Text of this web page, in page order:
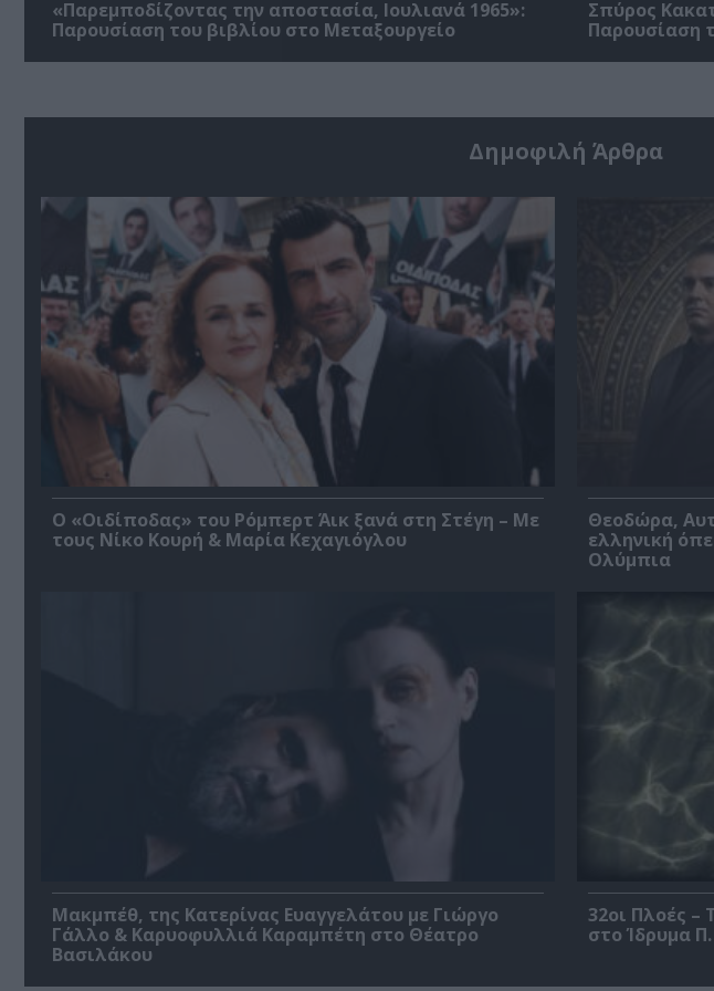
«Παρεμποδίζοντας την αποστασία, Ιουλιανά 1965»:
Παρουσίαση του βιβλίου στο Μεταξουργείο
Σπύρος
Παρουσίαση
Δημοφιλή Άρθρα
O «Οιδίποδας» του Ρόμπερτ Άικ ξανά στη Στέγη – Με
τους Νίκο Κουρή & Μαρία Κεχαγιόγλου
Θεοδώρα,
ελληνική
Ολύμπια
Μακμπέθ, της Κατερίνας Ευαγγελάτου με Γιώργο
Γάλλο & Καρυοφυλλιά Καραμπέτη στο Θέατρο
Βασιλάκου
32οι Πλοές –
στο Ίδρυμα